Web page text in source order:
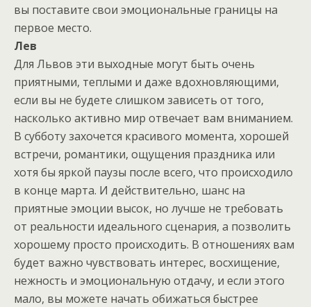
вы поставите свои эмоциональные границы на
первое место.
Лев
Для Львов эти выходные могут быть очень
приятными, теплыми и даже вдохновляющими,
если вы не будете слишком зависеть от того,
насколько активно мир отвечает вам вниманием.
В субботу захочется красивого момента, хорошей
встречи, романтики, ощущения праздника или
хотя бы яркой паузы после всего, что происходило
в конце марта. И действительно, шанс на
приятные эмоции высок, но лучше не требовать
от реальности идеального сценария, а позволить
хорошему просто происходить. В отношениях вам
будет важно чувствовать интерес, восхищение,
нежность и эмоциональную отдачу, и если этого
мало, вы можете начать обижаться быстрее